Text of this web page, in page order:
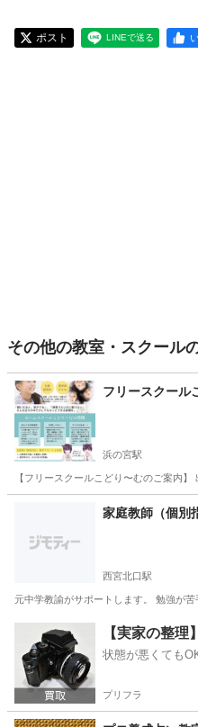
ポスト LINEで送る
その他の教室・スクール
フリースクール
浜の宮駅
【フリースクールこどり〜むのご案内
浜の宮駅
家庭教師（個別
西宮北口駅
元中学教諭がサポートします。 勉強が
西宮北口駅 そ
【実家の整理
状態が悪くても
プリフラ